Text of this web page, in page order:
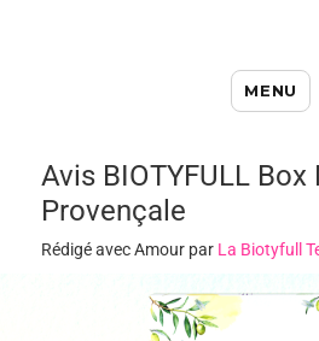
Blog Beauté
Astuces
MENU
Avis BIOTYFULL Box
Provençale
Rédigé avec Amour par La Biotyfull